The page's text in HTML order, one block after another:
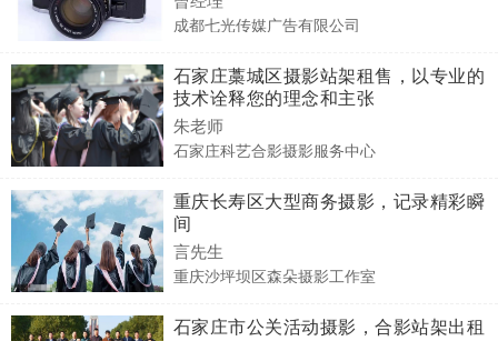
成都七光传媒广告有限公司
石家庄藁城区摄影站架租售，以专业的
技术诠释您的理念和主张
朱老师
石家庄科艺合影摄影服务中心
重庆长寿区大型商务摄影，记录精彩瞬
间
言先生
重庆沙坪坝区森朵摄影工作室
石家庄市公关活动摄影，合影站架出租